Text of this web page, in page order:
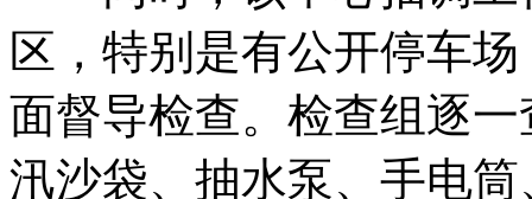
区，特别是有公开停
面督导检查。检查组
汛沙袋、抽水泵、手电